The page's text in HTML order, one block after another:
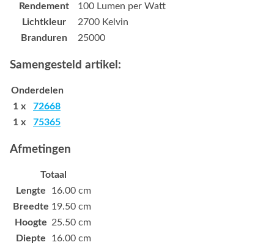
Rendement
100 Lumen per Watt
Lichtkleur
2700 Kelvin
Branduren
25000
Samengesteld artikel:
Onderdelen
1 x 72668
1 x 75365
Afmetingen
Totaal
Lengte
16.00 cm
Breedte 19.50 cm
Hoogte 25.50 cm
Diepte
16.00 cm